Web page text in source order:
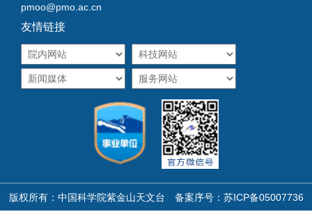
pmoo@pmo.ac.cn
友情链接
版权所有：中国科学院紫金山天文台 备案序号： 苏ICP备05007736